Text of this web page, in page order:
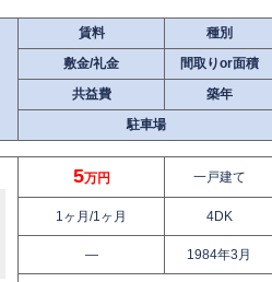
賃料 種別
敷金/礼金
間取りor面積
共益費
築年
駐車場
5万円 一戸建て
1ヶ月/1ヶ月 4DK
—
1984年3月